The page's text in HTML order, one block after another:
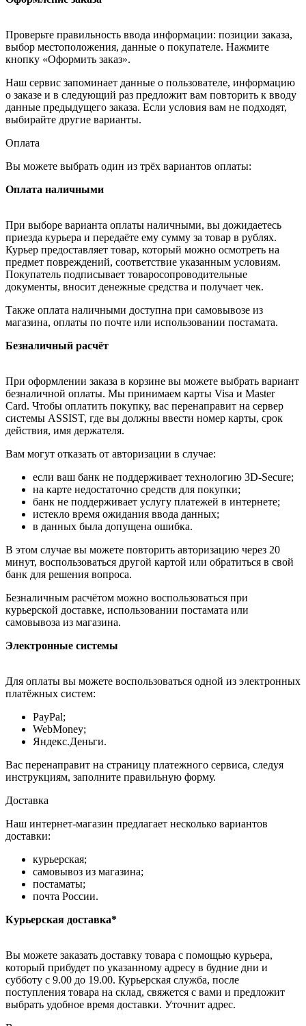
Проверьте правильность ввода информации: позиции заказа,
выбор местоположения, данные о покупателе. Нажмите
кнопку «Оформить заказ».
Наш сервис запоминает данные о пользователе, информацию
о заказе и в следующий раз предложит вам повторить к вводу
данные предыдущего заказа. Если условия вам не подходят,
выбирайте другие варианты.
Оплата
Вы можете выбрать один из трёх вариантов оплаты:
Оплата наличными
При выборе варианта оплаты наличными, вы дожидаетесь
приезда курьера и передаёте ему сумму за товар в рублях.
Курьер предоставляет товар, который можно осмотреть на
предмет повреждений, соответствие указанным условиям.
Покупатель подписывает товаросопроводительные
документы, вносит денежные средства и получает чек.
Также оплата наличными доступна при самовывозе из
магазина, оплаты по почте или использовании постамата.
Безналичный расчёт
При оформлении заказа в корзине вы можете выбрать вариант
безналичной оплаты. Мы принимаем карты Visa и Master
Card. Чтобы оплатить покупку, вас перенаправит на сервер
системы ASSIST, где вы должны ввести номер карты, срок
действия, имя держателя.
Вам могут отказать от авторизации в случае:
если ваш банк не поддерживает технологию 3D-Secure;
на карте недостаточно средств для покупки;
банк не поддерживает услугу платежей в интернете;
истекло время ожидания ввода данных;
в данных была допущена ошибка.
В этом случае вы можете повторить авторизацию через 20
минут, воспользоваться другой картой или обратиться в свой
банк для решения вопроса.
Безналичным расчётом можно воспользоваться при
курьерской доставке, использовании постамата или
самовывоза из магазина.
Электронные системы
Для оплаты вы можете воспользоваться одной из электронных
платёжных систем:
PayPal;
WebMoney;
Яндекс.Деньги.
Вас перенаправит на страницу платежного сервиса, следуя
инструкциям, заполните правильную форму.
Доставка
Наш интернет-магазин предлагает несколько вариантов
доставки:
курьерская;
самовывоз из магазина;
постаматы;
почта России.
Курьерская доставка*
Вы можете заказать доставку товара с помощью курьера,
который прибудет по указанному адресу в будние дни и
субботу с 9.00 до 19.00. Курьерская служба, после
поступления товара на склад, свяжется с вами и предложит
выбрать удобное время доставки. Уточнит адрес.